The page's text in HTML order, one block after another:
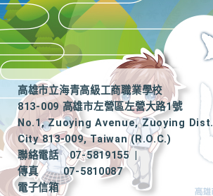
高雄市立海青高級工商職業學校
813-009 高雄市左營區左營大路1號
No.1, Zuoying Avenue, Zuoying
City 813-009, Taiwan (R.O.C.)
聯絡電話
07-5819155
|
傳真
07-5810087
電子信箱